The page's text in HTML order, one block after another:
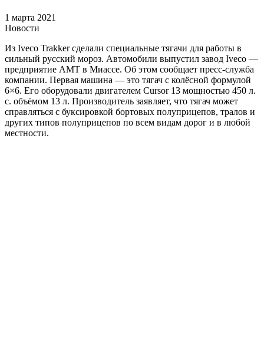
1 марта 2021
Новости
Из Iveco Trakker сделали специальные тягачи для работы в
сильный русский мороз. Автомобили выпустил завод Iveco —
предприятие AMT в Миассе. Об этом сообщает пресс-служба
компании. Первая машина — это тягач с колёсной формулой
6×6. Его оборудовали двигателем Cursor 13 мощностью 450 л.
с. объёмом 13 л. Производитель заявляет, что тягач может
справляться с буксировкой бортовых полуприцепов, тралов и
других типов полуприцепов по всем видам дорог и в любой
местности.